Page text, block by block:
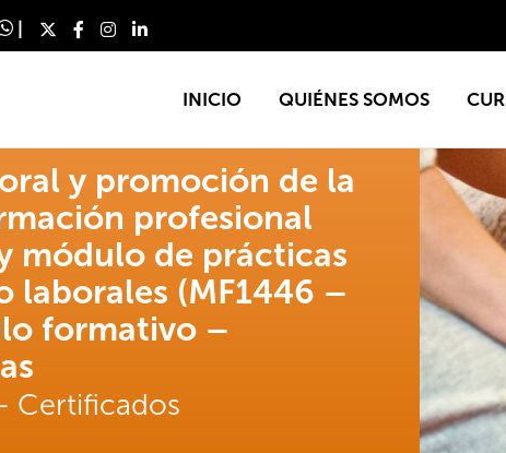
INICIO QUIÉNES SOMOS
y promoción de la
profesional
módulo de prácticas
laborales (MF1446 –
formativo –
Certificados